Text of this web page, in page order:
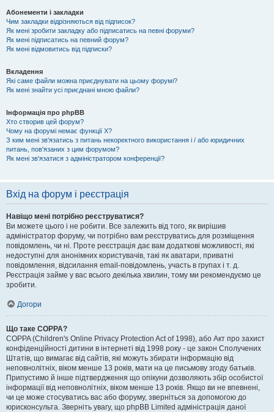
Абонементи і закладки
Чим закладки відрізняються від підписок?
Як мені зробити закладку або підписатись на певні форуми?
Як мені підписатись на певний форум?
Як мені відмовитись від підписки?
Вкладення
Які саме файли можна приєднувати на цьому форумі?
Як мені знайти усі приєднані мною файли?
Інформація про phpBB
Хто створив цей форум?
Чому на форумі немає функції X?
З ким мені зв'язатись з питань некоректного використання і / або юридичних
питань, пов'язаних з цим форумом?
Як мені зв'язатися з адміністратором конференції?
Вхід на форум і реєстрація
Навіщо мені потрібно реєструватися?
Ви можете цього і не робити. Все залежить від того, як вирішив
адміністратор форуму, чи потрібно вам реєструватись для розміщення
повідомлень, чи ні. Проте реєстрація дає вам додаткові можливості, які
недоступні для анонімних користувачів, такі як аватари, приватні
повідомлення, відсилання email-повідомлень, участь в групах і т. д.
Реєстрація займе у вас всього декілька хвилин, тому ми рекомендуємо це
зробити.
Догори
Що таке COPPA?
COPPA (Children's Online Privacy Protection Act of 1998), або Акт про захист
конфіденційності дитини в інтернеті від 1998 року - це закон Сполучених
Штатів, що вимагає від сайтів, які можуть збирати інформацію від
неповнолітніх, віком менше 13 років, мати на це письмову згоду батьків.
Припустимо й інше підтвердження що опікуни дозволяють збір особистої
інформації від неповнолітніх, віком менше 13 років. Якщо ви не впевнені,
чи це може стосуватись вас або форуму, зверніться за допомогою до
юрисконсульта. Зверніть увагу, що phpBB Limited адміністрація даної